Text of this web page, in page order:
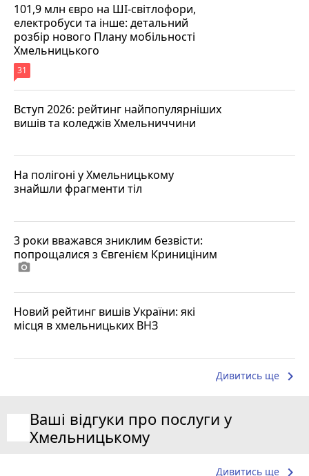
101,9 млн євро на ШІ-світлофори,
електробуси та інше: детальний
розбір нового Плану мобільності
Хмельницького
31
Вступ 2026: рейтинг найпопулярніших
вишів та коледжів Хмельниччини
На полігоні у Хмельницькому
знайшли фрагменти тіл
3 роки вважався зниклим безвісти:
попрощалися з Євгенієм Криниціним
photo_camera
Новий рейтинг вишів України: які
місця в хмельницьких ВНЗ
Дивитись ще keyboard_arrow_right
Ваші відгуки про послуги у
Хмельницькому
Дивитись ще keyboard_arrow_right